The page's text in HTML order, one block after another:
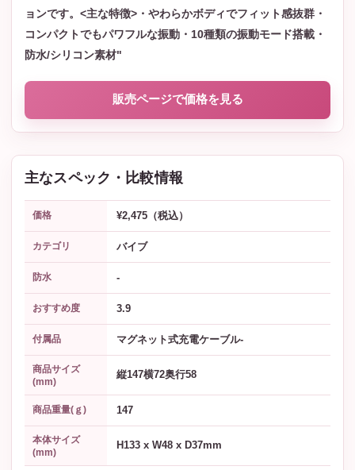
ョンです。<主な特徴>・やわらかボディでフィット感抜群・
コンパクトでもパワフルな振動・10種類の振動モード搭載・
防水/シリコン素材"
販売ページで価格を見る
主なスペック・比較情報
価格 ¥2,475（税込）
カテゴリ バイブ
防水 -
おすすめ度 3.9
付属品 マグネット式充電ケーブル-
商品サイズ
(mm)
縦147横72奥行58
商品重量(ｇ) 147
本体サイズ
(mm)
H133 x W48 x D37mm